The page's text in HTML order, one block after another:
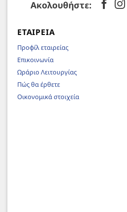
Ακολουθήστε:
ΕΤΑΙΡΕΊΑ
Προφίλ εταιρείας
Επικοινωνία
Ωράριο Λειτουργίας
Πώς θα έρθετε
Οικονομικά στοιχεία